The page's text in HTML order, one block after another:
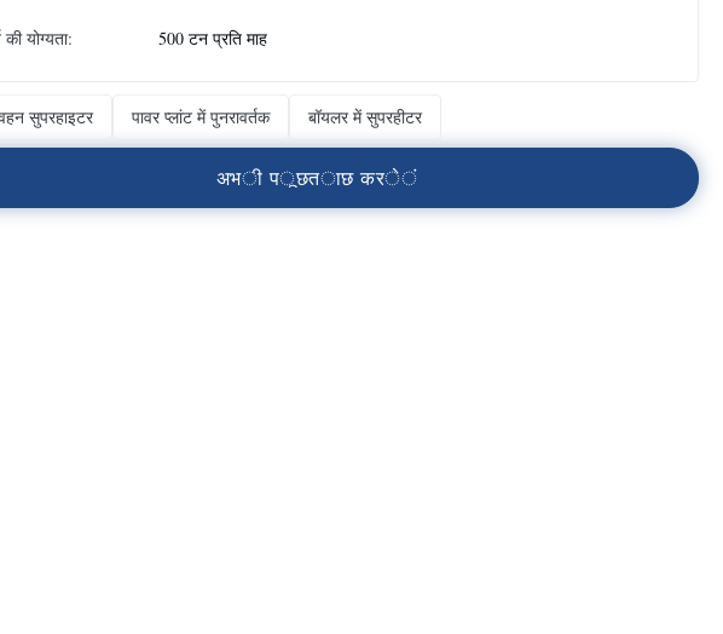
की योग्यता: 500 टन प्रति माह
सुपरहाइटर पावर प्लांट में पुनरावर्तक बॉयलर में सुपरहीटर
अभी पूछताछ करें